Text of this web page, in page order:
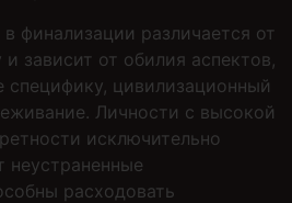
финализации различается от
зависит от обилия аспектов,
специфику, цивилизационный
Личности с высокой
исключительно
расходовать